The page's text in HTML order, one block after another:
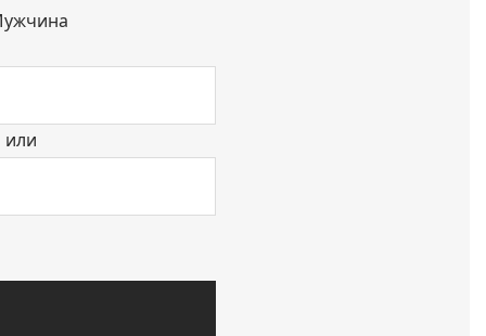
или